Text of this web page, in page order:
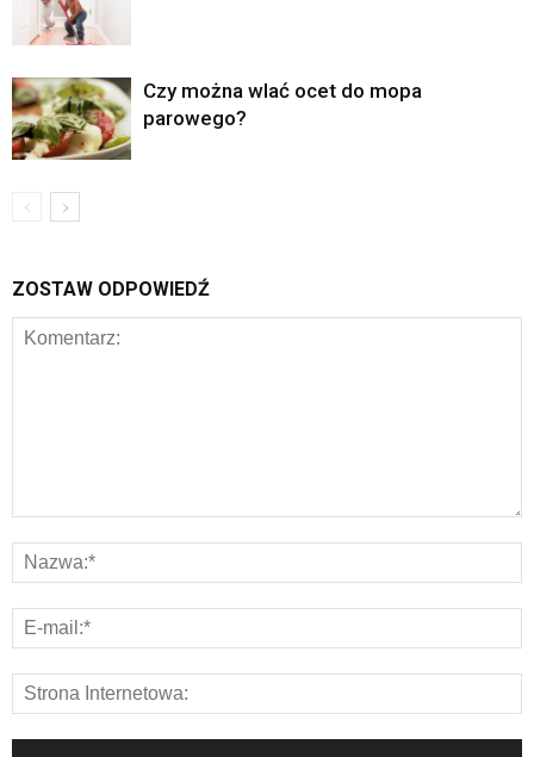
Czy można wlać ocet do mopa
parowego?
ZOSTAW ODPOWIEDŹ